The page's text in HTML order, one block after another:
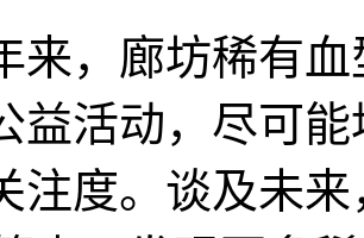
，廊坊稀有血
益活动，尽可
注度。谈及未